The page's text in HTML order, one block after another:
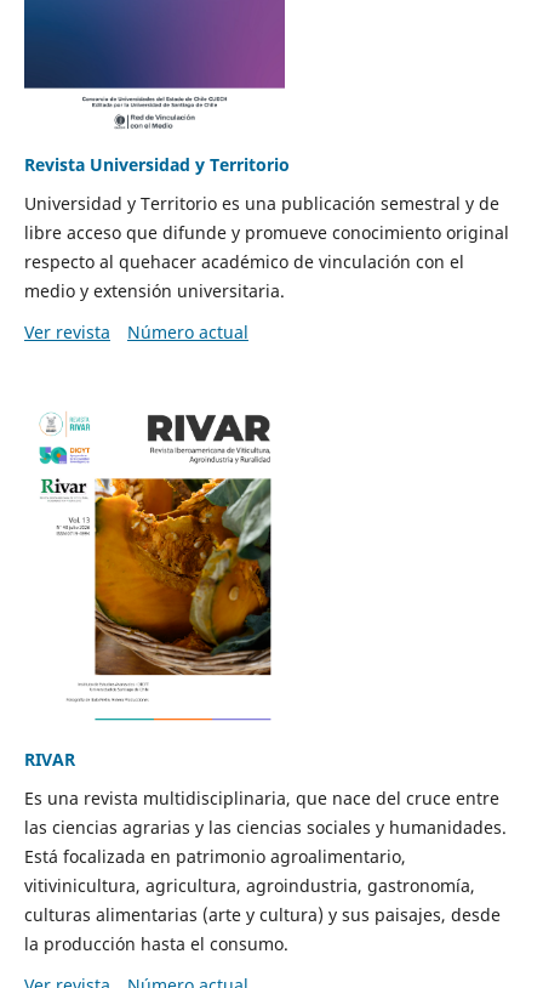
Revista Universidad y Territorio
Universidad y Territorio es una publicación semestral y de
libre acceso que difunde y promueve conocimiento original
respecto al quehacer académico de vinculación con el
medio y extensión universitaria.
Ver revista
Número actual
RIVAR
Es una revista multidisciplinaria, que nace del cruce entre
las ciencias agrarias y las ciencias sociales y humanidades.
Está focalizada en patrimonio agroalimentario,
vitivinicultura, agricultura, agroindustria, gastronomía,
culturas alimentarias (arte y cultura) y sus paisajes, desde
la producción hasta el consumo.